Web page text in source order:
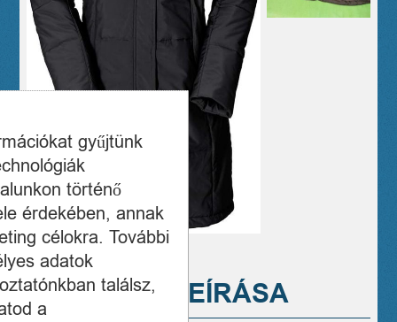
A TERMÉK LEÍRÁSA
gyűjtünk
történő
érdekében, annak
célokra. További
adatok
találsz,
a